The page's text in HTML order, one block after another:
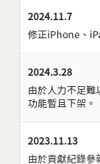
2024.11.7
修正iPhone、
2024.3.28
由於人力不足
功能暫且下架。
2023.11.13
由於貢獻紀錄參